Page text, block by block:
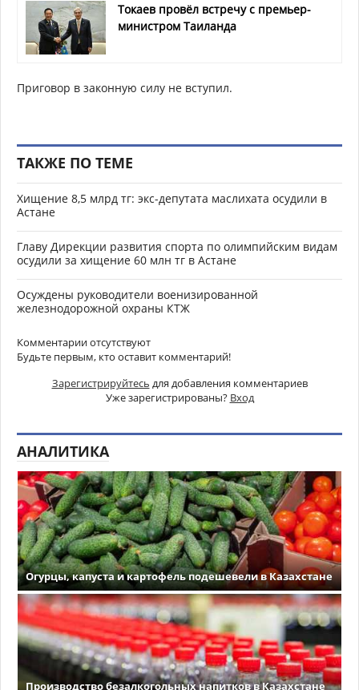
Токаев провёл встречу с премьер-
министром Таиланда
Приговор в законную силу не вступил.
ТАКЖЕ ПО ТЕМЕ
Хищение 8,5 млрд тг: экс-депутата маслихата осудили в
Астане
Главу Дирекции развития спорта по олимпийским видам
осудили за хищение 60 млн тг в Астане
Осуждены руководители военизированной
железнодорожной охраны КТЖ
Комментарии отсутствуют
Будьте первым, кто оставит комментарий!
Зарегистрируйтесь для добавления комментариев
Уже зарегистрированы? Вход
АНАЛИТИКА
Огурцы, капуста и картофель подешевели в Казахстане
Производство безалкогольных напитков в Казахстане